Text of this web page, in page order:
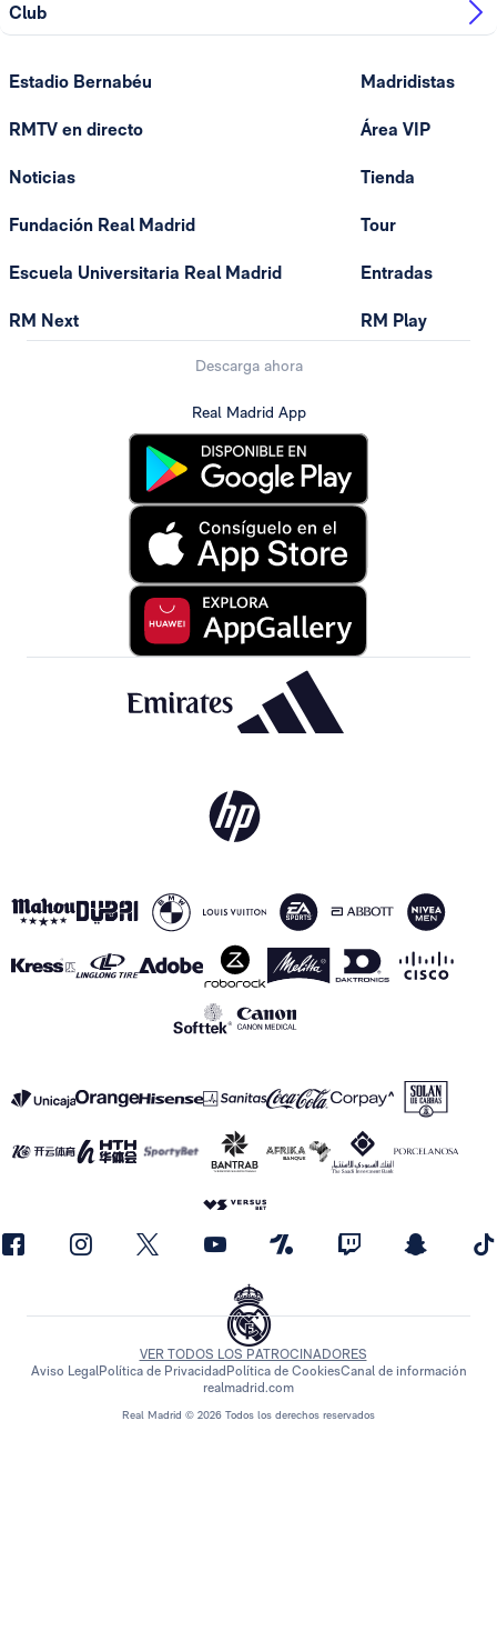
Club
Estadio Bernabéu
RMTV en directo
Noticias
Fundación Real Madrid
Escuela Universitaria Real Madrid
RM Next
Madridistas
Área VIP
Tienda
Tour
Entradas
RM Play
Descarga ahora
Real Madrid App
Real Madrid © 2026 Todos los derechos reservados
VER TODOS LOS PATROCINADORES
Aviso LegalPolítica de Privacidad Política de CookiesCanal de información
realmadrid.com